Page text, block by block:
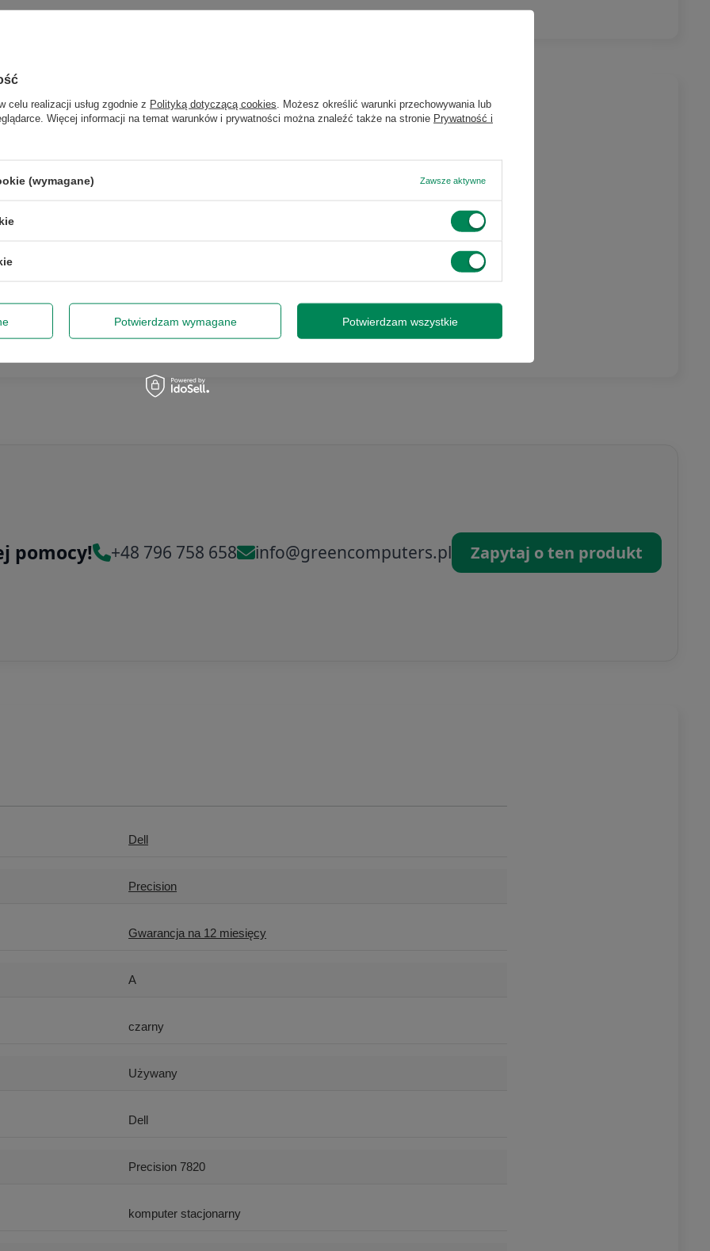
W10P
szt.
pomocy! +48 796 758 658 info@greencomputers.pl Zapytaj o ten produkt
Dell
Precision
Gwarancja na 12 miesięcy
A
czarny
Używany
Dell
Precision 7820
komputer stacjonarny
celu realizacji usług zgodnie z Polityką dotyczącą cookies . Możesz określić warunki przechowywania lub
Więcej informacji na temat warunków i prywatności można znaleźć także na stronie Prywatność i
(wymagane) Zawsze aktywne
Potwierdzam wymagane Potwierdzam wszystkie